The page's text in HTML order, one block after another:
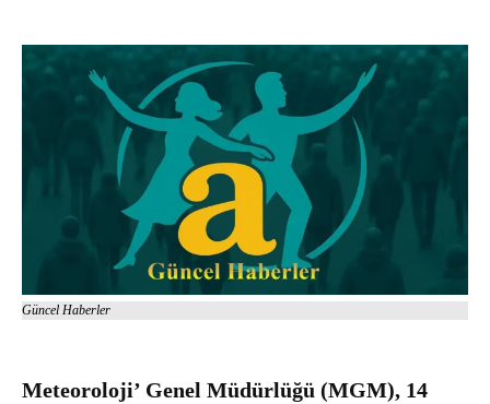
Güncel Haberler
Meteoroloji’ Genel Müdürlüğü (MGM), 14